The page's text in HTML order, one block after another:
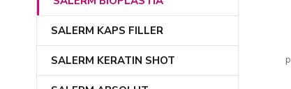
SALERM KAPS FILLER
SALERM KERATIN SHOT